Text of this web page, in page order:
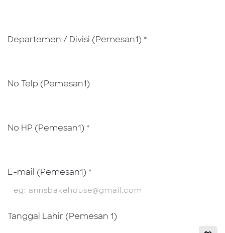
Departemen / Divisi (Pemesan1) *
No Telp (Pemesan1)
No HP (Pemesan1) *
E-mail (Pemesan1) *
Tanggal Lahir (Pemesan 1)